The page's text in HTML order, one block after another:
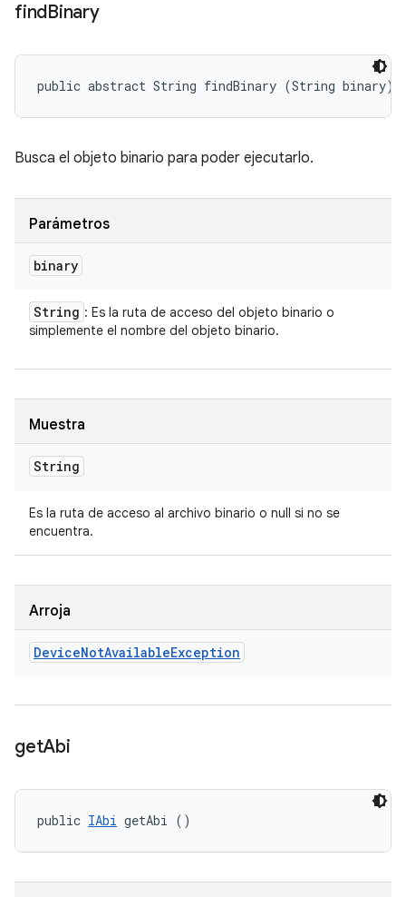
findBinary
public abstract String findBinary (String binary)
Busca el objeto binario para poder ejecutarlo.
Parámetros
binary
String : Es la ruta de acceso del objeto binario o
simplemente el nombre del objeto binario.
Muestra
String
Es la ruta de acceso al archivo binario o null si no se
encuentra.
Arroja
DeviceNotAvailableException
getAbi
public IAbi getAbi ()